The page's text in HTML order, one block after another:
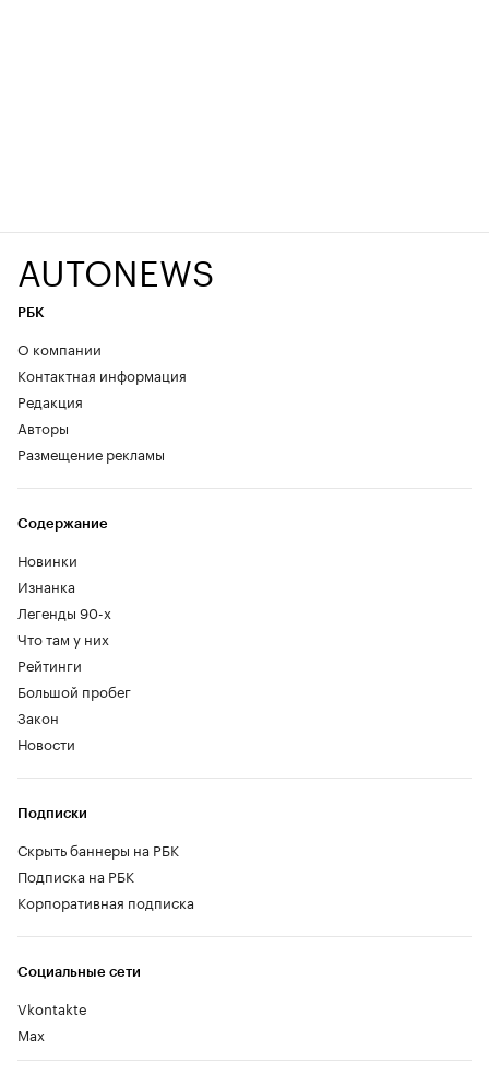
AUTONEWS
РБК
О компании
Контактная информация
Редакция
Авторы
Размещение рекламы
Содержание
Новинки
Изнанка
Легенды 90-х
Что там у них
Рейтинги
Большой пробег
Закон
Новости
Социальные сети
Vkontakte
Max
Подписки
Скрыть баннеры на РБК
Подписка на РБК
Корпоративная подписка